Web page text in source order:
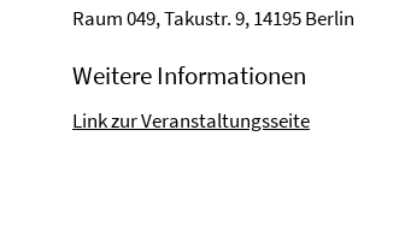
Raum 049, Takustr. 9, 14195 Berlin
Weitere Informationen
Link zur Veranstaltungsseite